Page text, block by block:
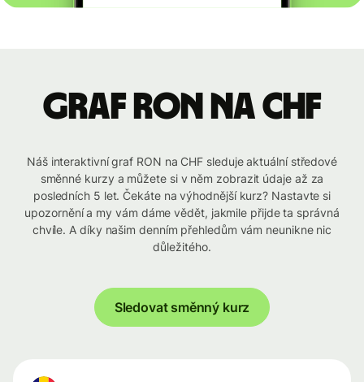
graf RON na CHF
Náš interaktivní graf RON na CHF sleduje aktuální středové
směnné kurzy a můžete si v něm zobrazit údaje až za
posledních 5 let. Čekáte na výhodnější kurz? Nastavte si
upozornění a my vám dáme vědět, jakmile přijde ta správná
chvíle. A díky našim denním přehledům vám neunikne nic
důležitého.
Sledovat směnný kurz